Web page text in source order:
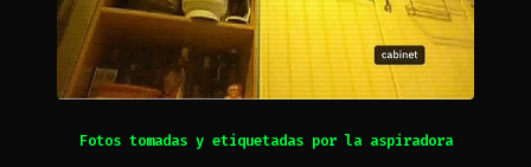
Fotos tomadas y etiquetadas por la aspiradora